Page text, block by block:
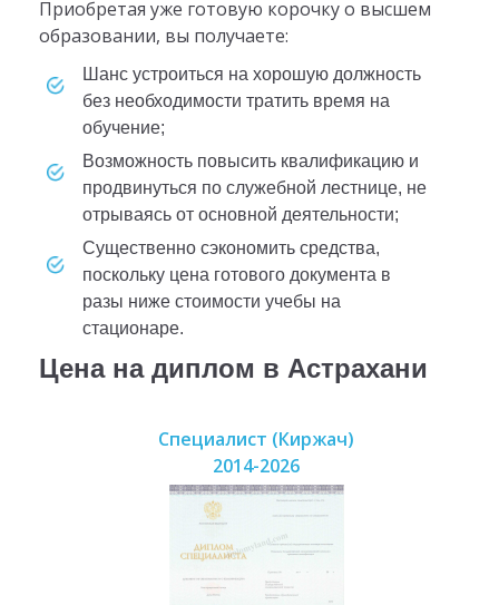
Приобретая уже готовую корочку о высшем
образовании, вы получаете:
шанс устроиться на хорошую должность
без необходимости тратить время на
обучение;
возможность повысить квалификацию и
продвинуться по служебной лестнице, не
отрываясь от основной деятельности;
существенно сэкономить средства,
поскольку цена готового документа в
разы ниже стоимости учебы на
стационаре.
Цена на диплом в Астрахани
Специалист (Киржач)
2014-2026